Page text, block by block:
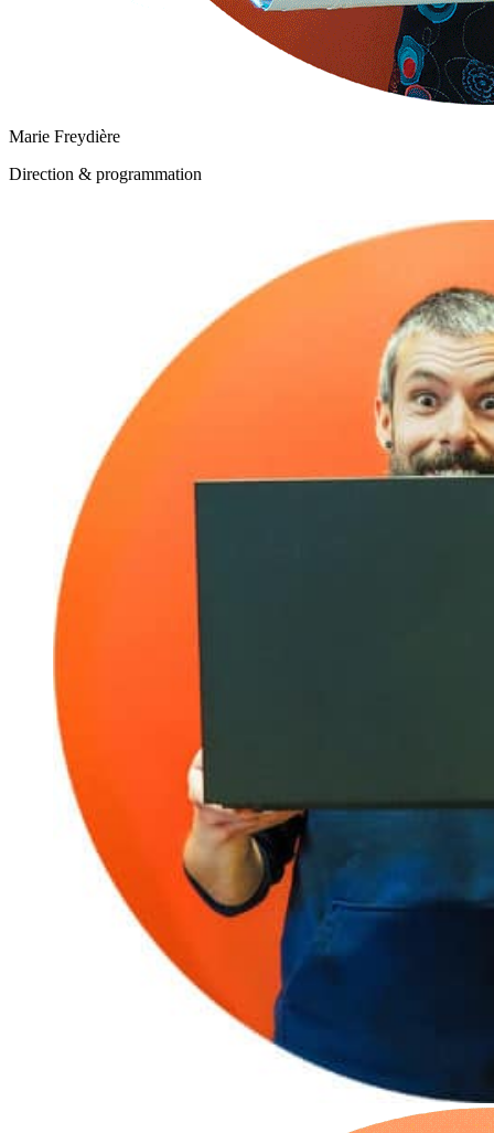
Marie Freydière
Direction & programmation